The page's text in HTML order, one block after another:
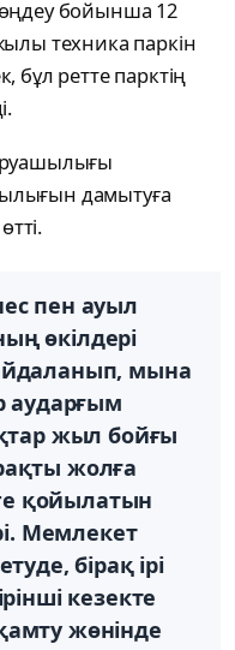
бойынша 12
техника паркін
бұл ретте парктің
дамытуға
пен ауыл
өкілдері
мына
аударғым
жыл бойғы
жолға
қойылатын
Мемлекет
бірақ ірі
кезекте
жөнінде